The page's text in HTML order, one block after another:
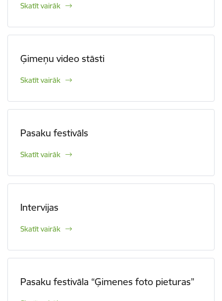
Skatīt vairāk
Ģimeņu video stāsti
Skatīt vairāk
Pasaku festivāls
Skatīt vairāk
Intervijas
Skatīt vairāk
Pasaku festivāla “Ģimenes foto pieturas”